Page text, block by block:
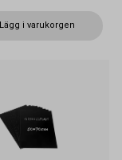
Lägg i varukorgen